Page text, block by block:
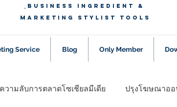
Business Ingredient &
Marketing Stylist Tools
Service Blog Only Member
ความลับการตลาดโซเชียลมีเดีย ปรุงโฆษณาอ